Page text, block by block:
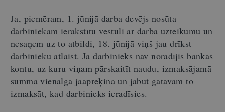
Ja, piemēram, 1. jūnijā darba devējs nosūta
darbiniekam ierakstītu vēstuli ar darba uzteikumu un
nesaņem uz to atbildi, 18. jūnijā viņš jau drīkst
darbinieku atlaist. Ja darbinieks nav norādījis bankas
kontu, uz kuru viņam pārskaitīt naudu, izmaksājamā
summa vienalga jāaprēķina un jābūt gatavam to
izmaksāt, kad darbinieks ieradīsies.